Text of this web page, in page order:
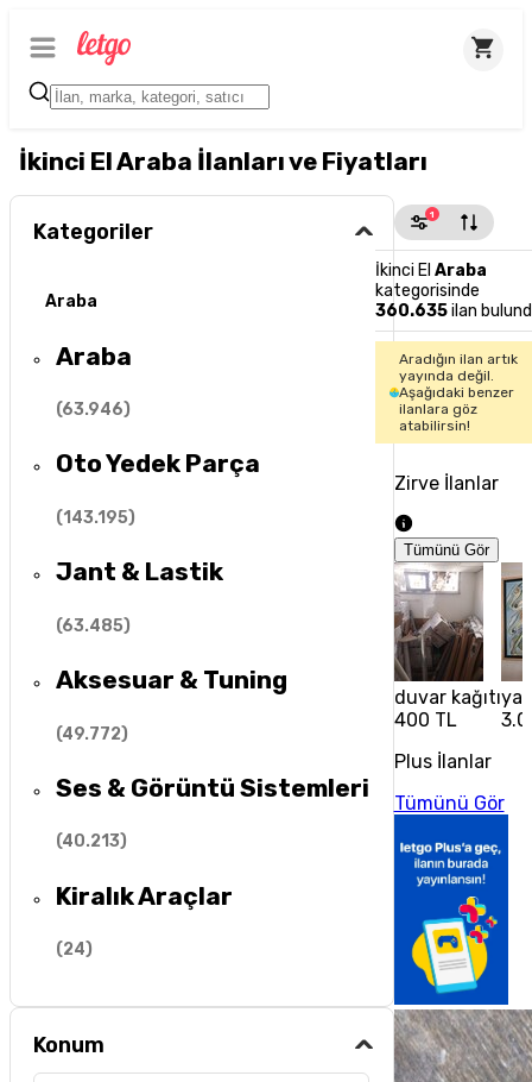
İkinci El Araba İlanları ve Fiyatları
Kategoriler
Araba
Araba
(63.946)
Oto Yedek Parça
(143.195)
Jant & Lastik
(63.485)
Aksesuar & Tuning
(49.772)
Ses & Görüntü Sistemleri
(40.213)
Kiralık Araçlar
(24)
Konum
1
İkinci El Araba
kategorisinde
360.635ilan
Aradığın ilan artık
yayında değil.
Aşağıdaki benzer
ilanlara göz
atabilirsin!
Zirve İlanlar
Tümünü Gör
duvar kağıtı
400 TL
Plus İlanlar
Tümünü Gör